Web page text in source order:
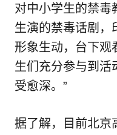
对中小学生的禁毒
生演的禁毒话剧，
形象生动，台下观
生们充分参与到活
受愈深。”
据了解，目前北京